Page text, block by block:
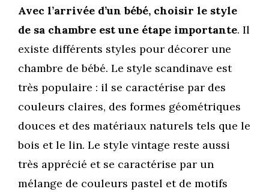
Avec l’arrivée d’un bébé, choisir le style
de sa chambre est une étape importante. Il
existe différents styles pour décorer une
chambre de bébé. Le style scandinave est
très populaire : il se caractérise par des
couleurs claires, des formes géométriques
douces et des matériaux naturels tels que le
bois et le lin. Le style vintage reste aussi
très apprécié et se caractérise par un
mélange de couleurs pastel et de motifs